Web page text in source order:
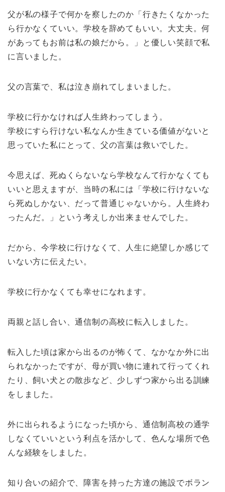
父が私の様子で何かを察したのか「行きたくなかった
ら行かなくていい。学校を辞めてもいい。大丈夫。何
があってもお前は私の娘だから。」と優しい笑顔で私
に言いました。
父の言葉で、私は泣き崩れてしまいました。
学校に行かなければ人生終わってしまう。
学校にすら行けない私なんか生きている価値がないと
思っていた私にとって、父の言葉は救いでした。
今思えば、死ぬくらないなら学校なんて行かなくても
いいと思えますが、当時の私には「学校に行けないな
ら死ぬしかない、だって普通じゃないから。人生終わ
ったんだ。」という考えしか出来ませんでした。
だから、今学校に行けなくて、人生に絶望しか感じて
いない方に伝えたい。
学校に行かなくても幸せになれます。
両親と話し合い、通信制の高校に転入しました。
転入した頃は家から出るのが怖くて、なかなか外に出
られなかったですが、母が買い物に連れて行ってくれ
たり、飼い犬との散歩など、少しずつ家から出る訓練
をしました。
外に出られるようになった頃から、通信制高校の通学
しなくていいという利点を活かして、色んな場所で色
んな経験をしました。
知り合いの紹介で、障害を持った方達の施設でボラン